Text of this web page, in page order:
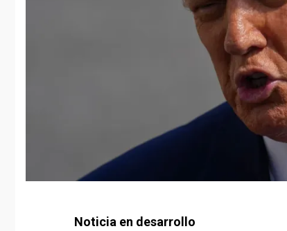
Noticia en desarrollo